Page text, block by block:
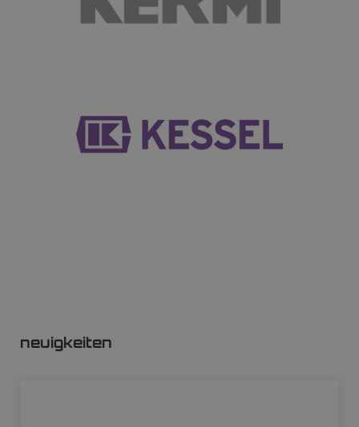
neuigkeiten